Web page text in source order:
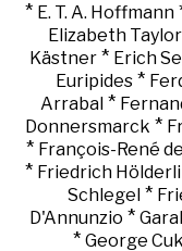
* E. T. A. Hoffmann
Elizabeth Taylor
Kästner * Erich
Euripides*
Arrabal *
Donnersmarck *
* François-René
* Friedrich
Schlegel *
D'Annunzio *
* George